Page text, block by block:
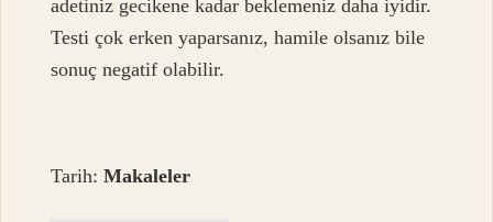
adetiniz gecikene kadar beklemeniz daha iyidir.
Testi çok erken yaparsanız, hamile olsanız bile
sonuç negatif olabilir.
Tarih:Makaleler